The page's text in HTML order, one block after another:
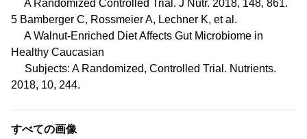
A Randomized Controlled Trial. J Nutr. 2018, 148, 861.
5 Bamberger C, Rossmeier A, Lechner K, et al.
A Walnut-Enriched Diet Affects Gut Microbiome in
Healthy Caucasian
Subjects: A Randomized, Controlled Trial. Nutrients.
2018, 10, 244.
すべての画像